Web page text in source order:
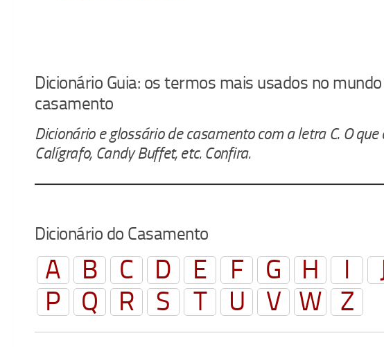
Dicionário Guia: os termos mais usados no
casamento
Dicionário e glossário de casamento com a letra C. O que
Calígrafo, Candy Buffet, etc. Confira.
Dicionário do Casamento
A B C D E F G H I
P
Q R S T U V W Z